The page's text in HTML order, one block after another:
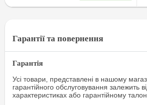
Гарантії та повернення
Гарантія
Усі товари, представлені в нашому
гарантійного обслуговування залежить
характеристиках або гарантійному